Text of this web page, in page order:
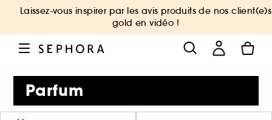
Laissez-vous inspirer par les avis produits de nos client(e)s
gold en vidéo !
Parfum